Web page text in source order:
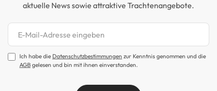
aktuelle News sowie attraktive Trachtenangebote.
Newsletter abonnieren
Ich habe die Datenschutzbestimmungen zur Kenntnis genommen und die
AGB gelesen und bin mit ihnen einverstanden.